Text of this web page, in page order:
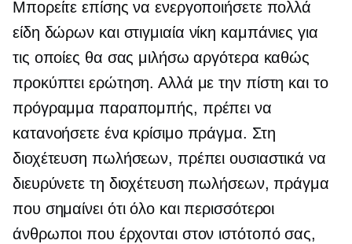
Μπορείτε επίσης να ενεργοποιήσετε πολλά
είδη δώρων και στιγμιαία νίκη καμπάνιες για
τις οποίες θα σας μιλήσω αργότερα καθώς
προκύπτει ερώτηση. Αλλά με την πίστη και το
πρόγραμμα παραπομπής, πρέπει να
κατανοήσετε ένα κρίσιμο πράγμα. Στη
διοχέτευση πωλήσεων, πρέπει ουσιαστικά να
διευρύνετε τη διοχέτευση πωλήσεων, πράγμα
που σημαίνει ότι όλο και περισσότεροι
άνθρωποι που έρχονται στον ιστότοπό σας,